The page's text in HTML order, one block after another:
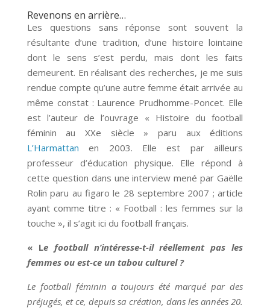
Revenons en arrière…
Les questions sans réponse sont souvent la
résultante d’une tradition, d’une histoire lointaine
dont le sens s’est perdu, mais dont les faits
demeurent. En réalisant des recherches, je me suis
rendue compte qu’une autre femme était arrivée au
même constat : Laurence Prudhomme-Poncet. Elle
est l’auteur de l’ouvrage « Histoire du football
féminin au XXe siècle » paru aux éditions
L’Harmattan en 2003. Elle est par ailleurs
professeur d’éducation physique. Elle répond à
cette question dans une interview mené par Gaëlle
Rolin paru au figaro le 28 septembre 2007 ; article
ayant comme titre : « Football : les femmes sur la
touche », il s’agit ici du football français.
« Le football n’intéresse-t-il réellement pas les
femmes ou est-ce un tabou culturel ?
Le football féminin a toujours été marqué par des
préjugés, et ce, depuis sa création, dans les années 20.